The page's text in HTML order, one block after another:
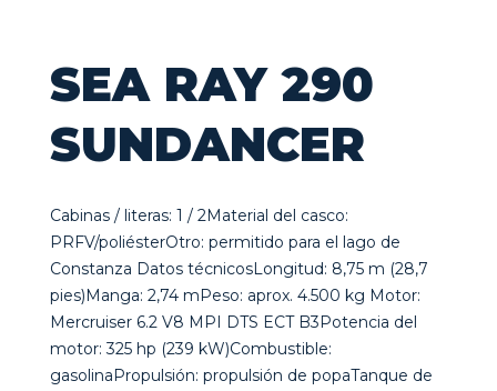
SEA RAY 290
SUNDANCER
Cabinas / literas: 1 / 2Material del casco:
PRFV/poliésterOtro: permitido para el lago de
Constanza Datos técnicosLongitud: 8,75 m (28,7
pies)Manga: 2,74 mPeso: aprox. 4.500 kg Motor:
Mercruiser 6.2 V8 MPI DTS ECT B3Potencia del
motor: 325 hp (239 kW)Combustible:
gasolinaPropulsión: propulsión de popaTanque de